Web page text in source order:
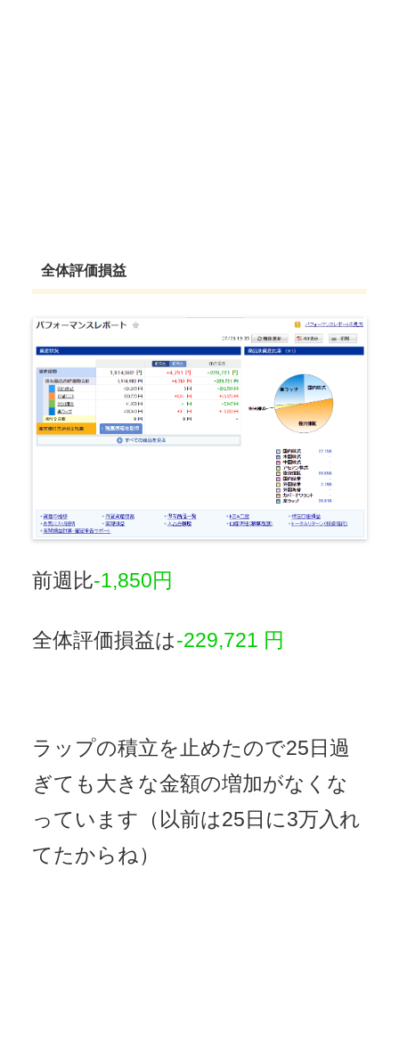
全体評価損益
前週比-1,850円
全体評価損益は-229,721 円
ラップの積立を止めたので25日過
ぎても大きな金額の増加がなくな
っています（以前は25日に3万入れ
てたからね）